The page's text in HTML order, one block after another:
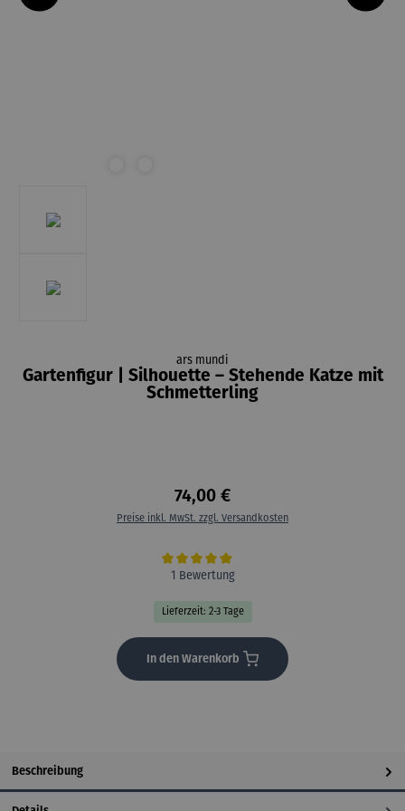
ars mundi
Gartenfigur | Silhouette – Stehende Katze mit
Schmetterling
74,00 €
Preise inkl. MwSt. zzgl. Versandkosten
Durchschnittliche Bewertung von 5 von 5 Sternen
1 Bewertung
Lieferzeit: 2-3 Tage
In den Warenkorb
Beschreibung